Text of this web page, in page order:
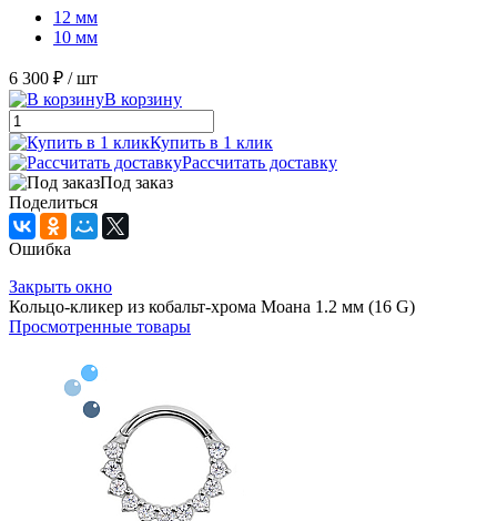
12 мм
10 мм
6 300 ₽ / шт
В корзину
Купить в 1 клик
Рассчитать доставку
Под заказ
Поделиться
Ошибка
Закрыть окно
Кольцо-кликер из кобальт-хрома Моана 1.2 мм (16 G)
Просмотренные товары